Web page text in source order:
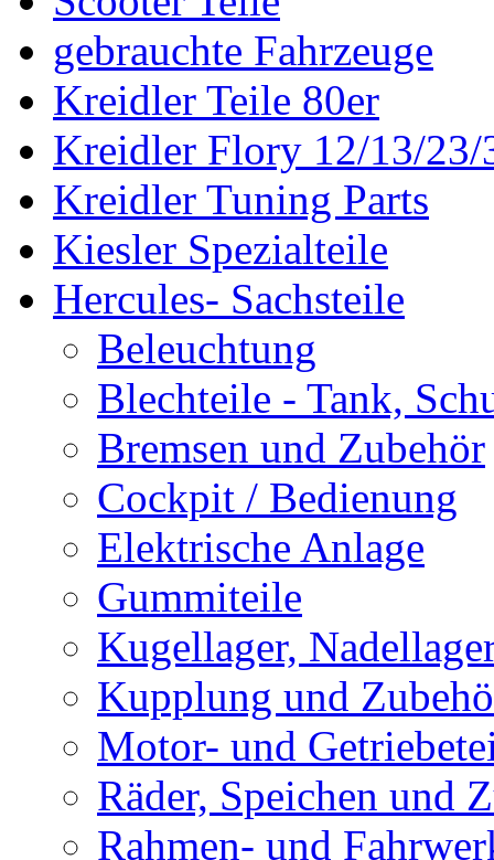
gebrauchte Fahrzeuge
Kreidler Teile 80er
Kreidler Flory 12/13/23/
Kreidler Tuning Parts
Kiesler Spezialteile
Hercules- Sachsteile
Beleuchtung
Blechteile - Tank,
Bremsen und Zubehör
Cockpit / Bedienung
Elektrische Anlage
Gummiteile
Kugellager,
Kupplung und
Motor- und
Räder, Speichen und
Rahmen- und